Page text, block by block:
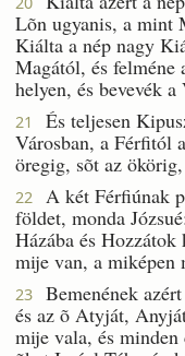
Lõn ugyanis, a mint
Kiálta a nép nagy
Magától, és felméne
helyen, és bevevék a
21
És teljesen
Városban, a Férfitól
öregig, sõt az
22
A két Férfiúnak
földet, monda
Házába és
mije van, a miképen
23
Bemenének
és az õ Atyját,
mije vala, és